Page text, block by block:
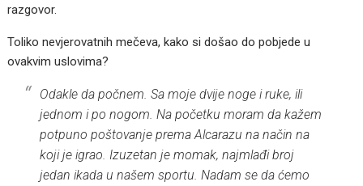
razgovor.
Toliko nevjerovatnih mečeva, kako si došao do pobjede u
ovakvim uslovima?
Odakle da počnem. Sa moje dvije noge i ruke, ili
jednom i po nogom. Na početku moram da kažem
potpuno poštovanje prema Alcarazu na način na
koji je igrao. Izuzetan je momak, najmlađi broj
jedan ikada u našem sportu. Nadam se da ćemo